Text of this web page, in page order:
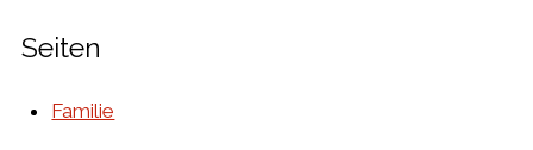
Seiten
Familie